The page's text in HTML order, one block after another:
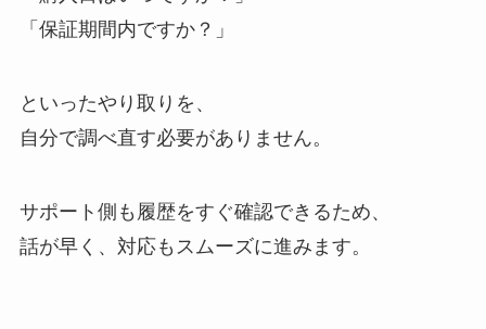
「保証期間内ですか？」
といったやり取りを、
自分で調べ直す必要がありません。
サポート側も履歴をすぐ確認できるため、
話が早く、対応もスムーズに進みます。